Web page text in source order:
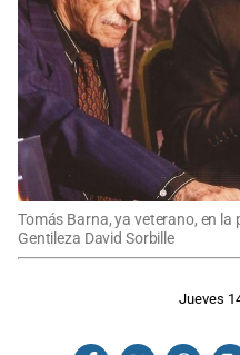
Tomás Barna, ya veterano, en
Gentileza David Sorbille
Jueves